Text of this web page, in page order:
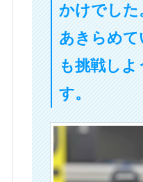
かけでした
あきらめて
も挑戦しよ
す。